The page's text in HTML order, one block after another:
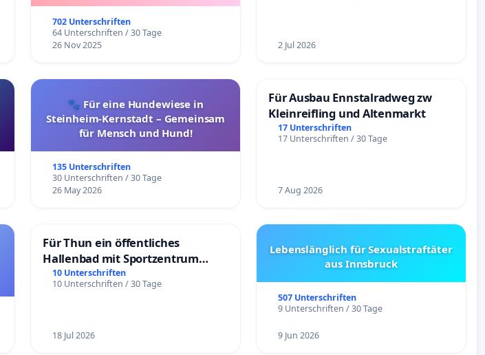
Überprüfung und Alternativen
702 Unterschriften
64 Unterschriften / 30 Tage
26 Nov 2025
2 Jul 2026
🐾 Für eine Hundewiese in
Steinheim-Kernstadt – Gemeinsam
für Mensch und Hund!
135 Unterschriften
30 Unterschriften / 30 Tage
26 May 2026
Für Ausbau Ennstalradweg zw
Kleinreifling und Altenmarkt
17 Unterschriften
17 Unterschriften / 30 Tage
7 Aug 2026
Für Thun ein öffentliches
Hallenbad mit Sportzentrum
schaffen
10 Unterschriften
10 Unterschriften / 30 Tage
18 Jul 2026
Lebenslänglich für Sexualstraftäter
aus Innsbruck
507 Unterschriften
9 Unterschriften / 30 Tage
9 Jun 2026